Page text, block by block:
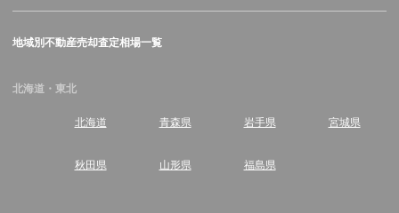
地域別不動産売却査定相場一覧
北海道・東北
北海道 青森県 岩手県 宮城県
秋田県 山形県 福島県